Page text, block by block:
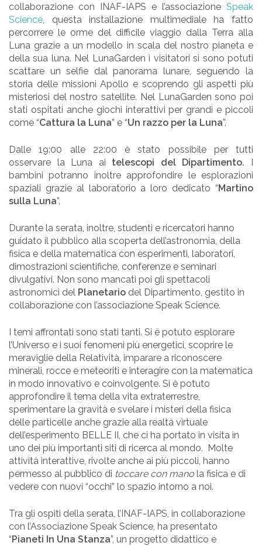
collaborazione con INAF-IAPS e l’associazione Speak
Science, questa installazione multimediale ha fatto
percorrere le orme del difficile viaggio dalla Terra alla
Luna grazie a un modello in scala del nostro pianeta e
della sua luna. Nel LunaGarden i visitatori si sono potuti
scattare un selfie dal panorama lunare, seguendo la
storia delle missioni Apollo e scoprendo gli aspetti più
misteriosi del nostro satellite. Nel LunaGarden sono poi
stati ospitati anche giochi interattivi per grandi e piccoli
come “Cattura la Luna” e “Un razzo per la Luna”.
Dalle 19:00 alle 22:00 è stato possibile per tutti
osservare la Luna ai telescopi del Dipartimento. I
bambini potranno inoltre approfondire le esplorazioni
spaziali grazie al laboratorio a loro dedicato “Martino
sulla Luna”.
Durante la serata, inoltre, studenti e ricercatori hanno
guidato il pubblico alla scoperta dell’astronomia, della
fisica e della matematica con esperimenti, laboratori,
dimostrazioni scientifiche, conferenze e seminari
divulgativi. Non sono mancati poi gli spettacoli
astronomici del Planetario del Dipartimento, gestito in
collaborazione con l’associazione Speak Science.
I temi affrontati sono stati tanti. Si è potuto esplorare
l’Universo e i suoi fenomeni più energetici, scoprire le
meraviglie della Relatività, imparare a riconoscere
minerali, rocce e meteoriti e interagire con la matematica
in modo innovativo e coinvolgente. Si è potuto
approfondire il tema della vita extraterrestre,
sperimentare la gravità e svelare i misteri della fisica
delle particelle anche grazie alla realtà virtuale
dell’esperimento BELLE II, che ci ha portato in visita in
uno dei più importanti siti di ricerca al mondo. Molte
attività interattive, rivolte anche ai più piccoli, hanno
permesso al pubblico di toccare con mano la fisica e di
vedere con nuovi “occhi” lo spazio intorno a noi.
Tra gli ospiti della serata, l’INAF-IAPS, in collaborazione
con l’Associazione Speak Science, ha presentato
“Pianeti In Una Stanza”, un progetto didattico e